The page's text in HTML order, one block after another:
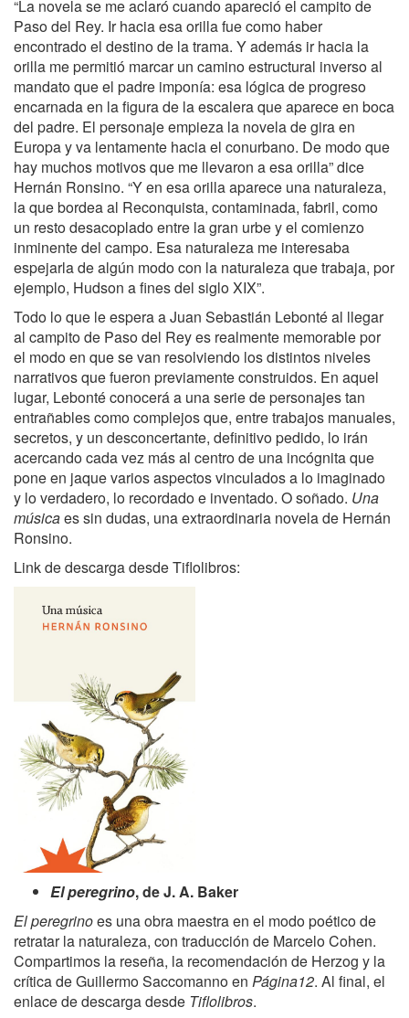
“La novela se me aclaró cuando apareció el campito de
Paso del Rey. Ir hacia esa orilla fue como haber
encontrado el destino de la trama. Y además ir hacia la
orilla me permitió marcar un camino estructural inverso al
mandato que el padre imponía: esa lógica de progreso
encarnada en la figura de la escalera que aparece en boca
del padre. El personaje empieza la novela de gira en
Europa y va lentamente hacia el conurbano. De modo que
hay muchos motivos que me llevaron a esa orilla” dice
Hernán Ronsino. “Y en esa orilla aparece una naturaleza,
la que bordea al Reconquista, contaminada, fabril, como
un resto desacoplado entre la gran urbe y el comienzo
inminente del campo. Esa naturaleza me interesaba
espejarla de algún modo con la naturaleza que trabaja, por
ejemplo, Hudson a fines del siglo XIX”.
Todo lo que le espera a Juan Sebastián Lebonté al llegar
al campito de Paso del Rey es realmente memorable por
el modo en que se van resolviendo los distintos niveles
narrativos que fueron previamente construidos. En aquel
lugar, Lebonté conocerá a una serie de personajes tan
entrañables como complejos que, entre trabajos manuales,
secretos, y un desconcertante, definitivo pedido, lo irán
acercando cada vez más al centro de una incógnita que
pone en jaque varios aspectos vinculados a lo imaginado
y lo verdadero, lo recordado e inventado. O soñado. Una
músicaes sin dudas, una extraordinaria novela de Hernán
Ronsino.
Link de descarga desde Tiflolibros:
El peregrino, de J. A. Baker
El peregrinoes una obra maestra en el modo poético de
retratar la naturaleza, con traducción de Marcelo Cohen.
Compartimos la reseña, la recomendación de Herzog y la
crítica de Guillermo Saccomanno en Página12. Al final, el
enlace de descarga desde Tiflolibros.